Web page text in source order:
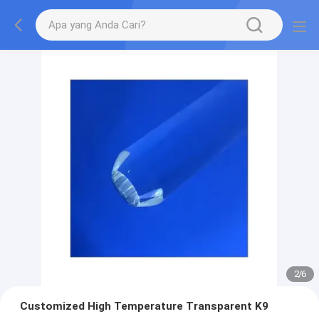
2/6
Customized High Temperature Transparent K9